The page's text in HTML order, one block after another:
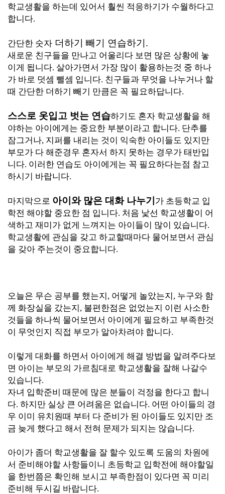
학교생활을 하는데 있어서 훨씬 적응하기가 수월하다고
합니다.
간단한 숫자 더하기 빼기 연습하기.
새로운 친구들을 만나고 어울리다 보면 많은 상황에 놓
이게 됩니다. 살아가면서 가장 많이 활용하는것 중 하나
가 바로 덧셈 뺄셈 입니다. 친구들과 무엇을 나누거나 할
때 간단한 더하기 빼기 만큼은 꼭 필요하답니다.
스스로 옷입고 벗는 연습하기도 혼자 학교생활을 해
야하는 아이에게는 중요한 부분이라고 합니다. 단추를
잠그거나, 지퍼를 내리는 것이 익숙한 아이들도 있지만
부모가 다 해준경우 혼자서 하지 못하는 경우가 태반입
니다. 이러한 연습도 아이에게는 꼭 필요하다는점 참고
하시기 바랍니다.
마지막으로 아이와 많은 대화 나누기 가 초등학교 입
학전 해야할 중요한 점 입니다. 처음 낯선 학교생활이 어
색하고 재미가 없게 느껴지는 아이들이 많이 있습니다.
학교생활에 관심을 갖고 하교할때마다 물어보면서 관심
을 갖아 주는것이 중요합니다.
오늘은 무슨 공부를 했는지, 어떻게 놀았는지, 누구와 함
께 화장실을 갔는지, 불편한점은 없었는지 이런 사소한
것들을 하나씩 물어보면서 아이에게 필요하고 부족한것
이 무엇인지 직접 부모가 알아차려야 합니다.
이렇게 대화를 하면서 아이에게 해결 방법을 알려주다보
면 아이는 부모의 가르침대로 학교생활을 잘해 나갈수
있습니다.
자녀 입학준비 때문에 많은 분들이 걱정을 한다고 합니
다. 하지만 실상 큰 어려움은 없습니다. 어떤 아이들의 경
우 이미 유치원때 부터 다 준비가 된 아이들도 있지만 조
금 늦게 했다고 해서 전혀 문제가 되지는 않습니다.
아이가 좀더 학교생활을 잘 할수 있도록 도움의 차원에
서 준비해야할 사항들이니 초등학교 입학전에 해야할일
을 한번쯤은 확인해 보시고 부족한점이 있다면 꼭 미리
준비해 두시길 바랍니다.